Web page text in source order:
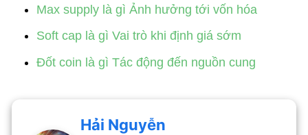
Max supply là gì Ảnh hưởng tới vốn hóa
Soft cap là gì Vai trò khi định giá sớm
Đốt coin là gì Tác động đến nguồn cung
Hải Nguyễn